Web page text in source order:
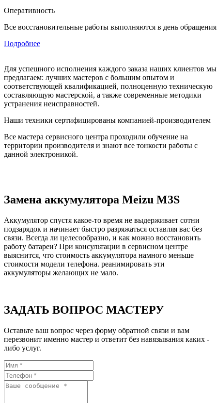
Оперативность
Все восстановительные работы выполняются в день
Подробнее
Для успешного исполнения каждого заказа наших клиентов мы
предлагаем: лучших мастеров с большим опытом и
соответствующей квалификацией, полноценную техническую
составляющую мастерской, а также современные методики
устранения неисправностей.
Наши техники сертифицированы компанией-производителем
Все мастера сервисного центра проходили обучение на
территории производителя и знают все тонкости работы с
данной электроникой.
Замена аккумулятора Meizu M3S
Аккумулятор спустя какое-то время не выдерживает сотни
подзарядок и начинает быстро разряжаться оставляя вас без
связи. Всегда ли целесообразно, и как можно восстановить
работу батареи? При консультации в сервисном центре
выяснится, что стоимость аккумулятора намного меньше
стоимости модели телефона. реанимировать эти
аккумуляторы желающих не мало.
ЗАДАТЬ ВОПРОС МАСТЕРУ
Оставьте ваш вопрос через форму обратной связи и вам
перезвонит именно мастер и ответит без навязывания каких -
либо услуг.